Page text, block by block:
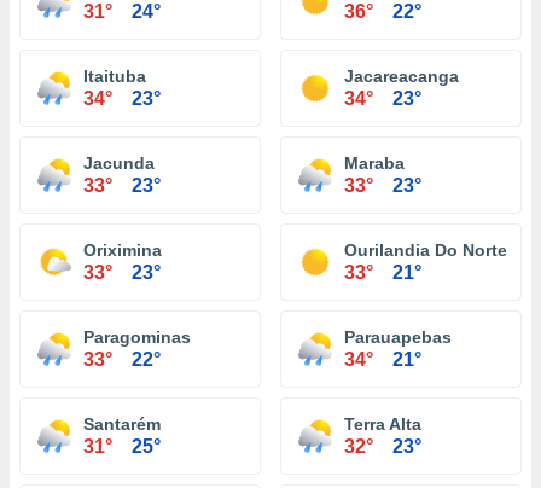
31° 24° 36° 22°
Itaituba
34° 23°
Jacareacanga
34° 23°
Jacunda
33° 23°
Maraba
33° 23°
Oriximina
33° 23°
Ourilandia Do Norte
33° 21°
Paragominas
33° 22°
Parauapebas
34° 21°
Santarém
31° 25°
Terra Alta
32° 23°